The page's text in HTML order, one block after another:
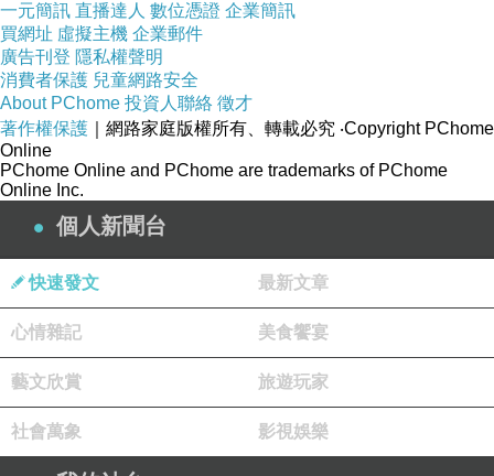
一元簡訊 直播達人 數位憑證 企業簡訊
買網址 虛擬主機 企業郵件
廣告刊登 隱私權聲明
消費者保護 兒童網路安全
About PChome 投資人聯絡 徵才
著作權保護 ｜網路家庭版權所有、轉載必究 ‧Copyright PChome
Online
PChome Online and PChome are trademarks of PChome
Online Inc.
個人新聞台
快速發文 最新文章
心情雜記 美食饗宴
藝文欣賞 旅遊玩家
社會萬象 影視娛樂